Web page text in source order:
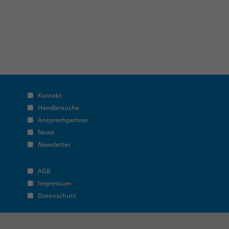
Kontakt
Händlersuche
Ansprechpartner
News
Newsletter
AGB
Impressum
Datenschutz